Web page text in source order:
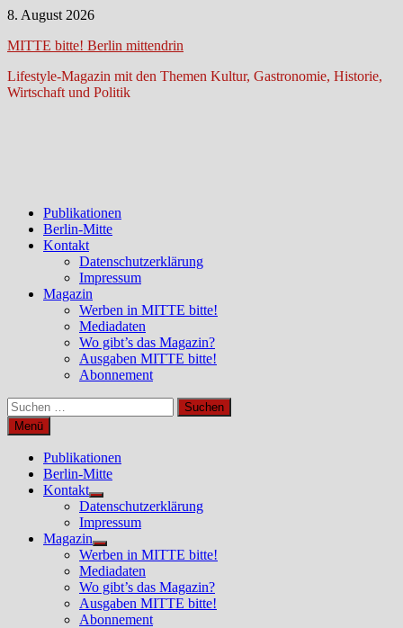
Zum
springen
8. August 2026
MITTE bitte! Berlin mittendrin
Lifestyle-Magazin mit den Themen Kultur, Gastronomie, Historie,
Wirtschaft und Politik
Publikationen
Berlin-Mitte
Kontakt
Datenschutzerklärung
Impressum
Magazin
Werben in MITTE bitte!
Mediadaten
Wo gibt’s das Magazin?
Ausgaben MITTE bitte!
Abonnement
Suchen
nach:
Menü
Publikationen
Berlin-Mitte
Kontakt
Untermenü
anzeigen
Datenschutzerklärung
Impressum
Magazin
Untermenü
anzeigen
Werben in MITTE bitte!
Mediadaten
Wo gibt’s das Magazin?
Ausgaben MITTE bitte!
Abonnement